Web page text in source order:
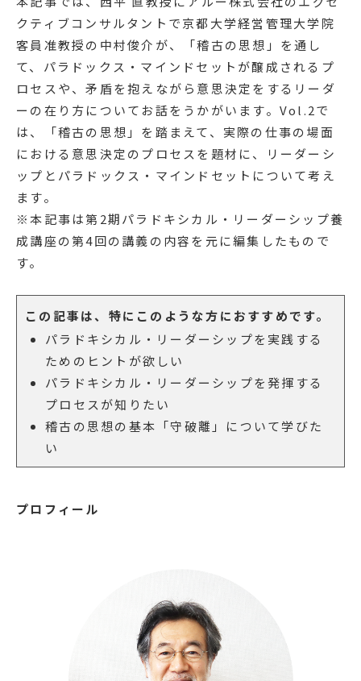
クティブコンサルタントで京都大学経営管理大学院
客員准教授の中村俊介が、「稽古の思想」を通し
て、パラドックス・マインドセットが醸成されるプ
ロセスや、矛盾を抱えながら意思決定をするリーダ
ーの在り方についてお話をうかがいます。Vol.2で
は、「稽古の思想」を踏まえて、実際の仕事の場面
における意思決定のプロセスを題材に、リーダーシ
ップとパラドックス・マインドセットについて考え
ます。
※本記事は第2期パラドキシカル・リーダーシップ養
成講座の第4回の講義の内容を元に編集したもので
す。
この記事は、特にこのような方におすすめです。
パラドキシカル・リーダーシップを実践する
ためのヒントが欲しい
パラドキシカル・リーダーシップを発揮する
プロセスが知りたい
稽古の思想の基本「守破離」について学びた
い
プロフィール